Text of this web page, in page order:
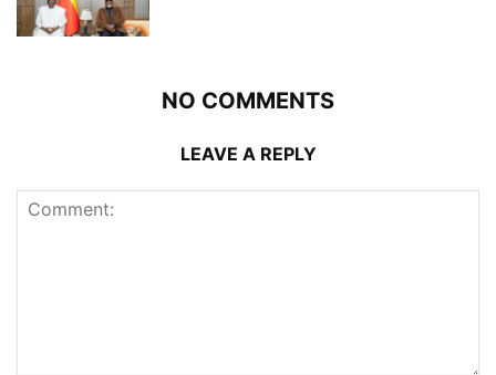
NO COMMENTS
LEAVE A REPLY